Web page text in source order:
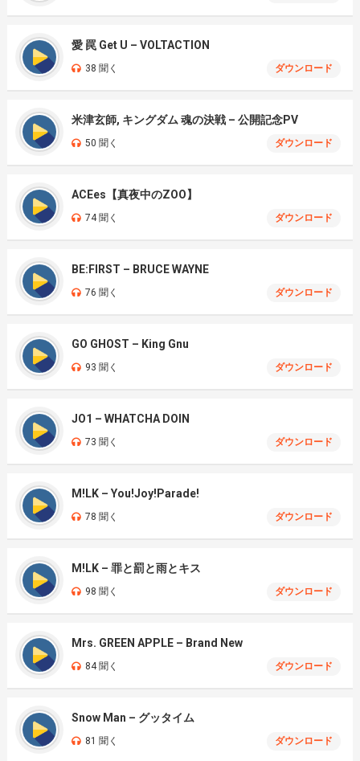
愛 罠 Get U – VOLTACTION
38 聞く ダウンロード
米津玄師, キングダム 魂の決戦 – 公開記念PV
50 聞く ダウンロード
ACEes【真夜中のZOO】
74 聞く ダウンロード
BE:FIRST – BRUCE WAYNE
76 聞く ダウンロード
GO GHOST – King Gnu
93 聞く ダウンロード
JO1 – WHATCHA DOIN
73 聞く ダウンロード
M!LK – You!Joy!Parade!
78 聞く ダウンロード
M!LK – 罪と罰と雨とキス
98 聞く ダウンロード
Mrs. GREEN APPLE – Brand New
84 聞く ダウンロード
Snow Man – グッタイム
81 聞く ダウンロード